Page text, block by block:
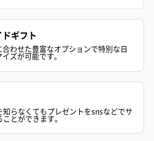
き氷入浴剤4点セット
エロー）（748円）
バスフラワー
円）
ギフト
わせた豊富なオプションで特別な日
ズが可能です。
知らなくてもプレゼントをsnsなどでサ
とができます。